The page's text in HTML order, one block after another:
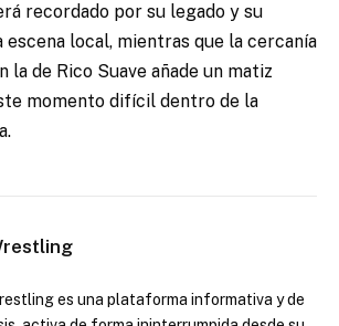
recordado por su legado y su
local, mientras que la cercanía
la de Rico Suave añade un matiz
momento difícil dentro de la
es una plataforma informativa y de